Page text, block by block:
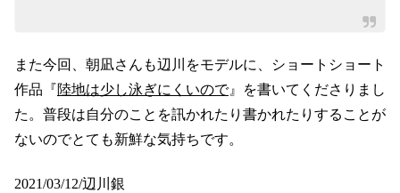
また今回、朝凪さんも辺川をモデルに、ショートショート
作品『陸地は少し泳ぎにくいので』を書いてくださりまし
た。普段は自分のことを訊かれたり書かれたりすることが
ないのでとても新鮮な気持ちです。
2021/03/12/辺川銀